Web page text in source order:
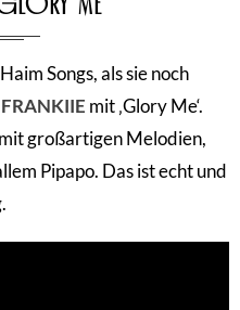
Songs, als sie noch
FRANKIIE mit ‚Glory Me‘.
großartigen Melodien,
Pipapo. Das ist echt und